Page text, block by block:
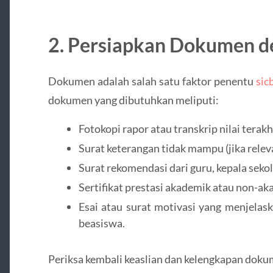
2. Persiapkan Dokumen
Dokumen adalah salah satu faktor penentu
dokumen yang dibutuhkan meliputi:
Fotokopi rapor atau transkrip nilai
Surat keterangan tidak mampu (jika
Surat rekomendasi dari guru, kepala
Sertifikat prestasi akademik atau non-
Esai atau surat motivasi yang
beasiswa.
Periksa kembali keaslian dan kelengkapan